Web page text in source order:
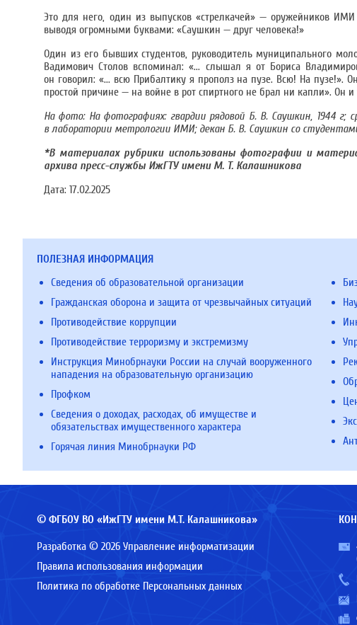
Это для него, один из выпусков «стрелкачей» — оружейников
выводя огромными буквами: «Саушкин — друг человека!»
Один из его бывших студентов, руководитель муниципального
Вадимович Столов вспоминал: «... слышал я от Бориса
он говорил: «... всю Прибалтику я прополз на пузе. Всю! На пузе!».
простой причине — на войне в рот спиртного не брал ни капли». Он
На фото: На фотографиях: гвардии рядовой Б. В. Саушкин, 1944 г;
в лаборатории метрологии ИМИ; декан Б. В. Саушкин со
*В материалах рубрики использованы фотографии и
архива пресс-службы ИжГТУ имени М. Т. Калашникова
Дата: 17.02.2025
ПОЛЕЗНАЯ ИНФОРМАЦИЯ
Сведения об образовательной организации
Гражданская оборона и защита от чрезвычайных ситуаций
Противодействие коррупции
Противодействие терроризму и экстремизму
Инструкция Минобрнауки России на случай вооруженного
нападения на образовательную организацию
Профком
Сведения о доходах, расходах, об имуществе и
обязательствах имущественного характера
Горячая линия Минобрнауки РФ
© ФГБОУ ВО «ИжГТУ имени М.Т. Калашникова»
Разработка © 2026 Управление информатизации
Правила использования информации
Политика по обработке Персональных данных